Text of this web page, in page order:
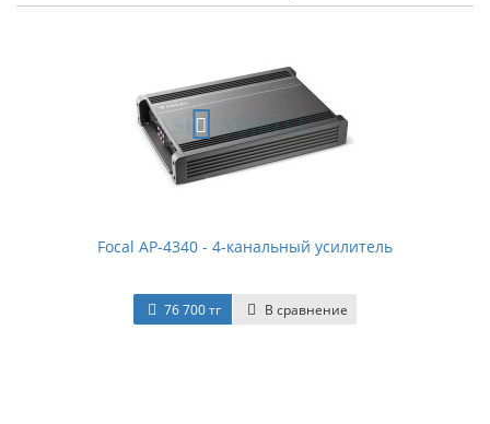
Focal AP-4340 - 4-канальный усилитель
76 700 тг В сравнение